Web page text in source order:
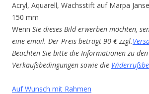
Acryl, Aquarell, Wachsstift auf Marpa
150 mm
Wenn Sie dieses Bild erwerben möchten,
eine email. Der Preis beträgt 90 € zzgl.
Beachten Sie bitte die Informationen zu den
Verkaufsbedingungen sowie die
Auf Wunsch mit Rahmen